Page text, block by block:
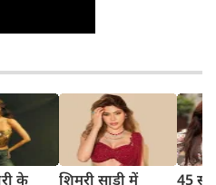
के शिमरी साड़ी में 45